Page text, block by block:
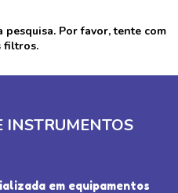
pesquisa. Por favor, tente com
filtros.
INSTRUMENTOS
em equipamentos